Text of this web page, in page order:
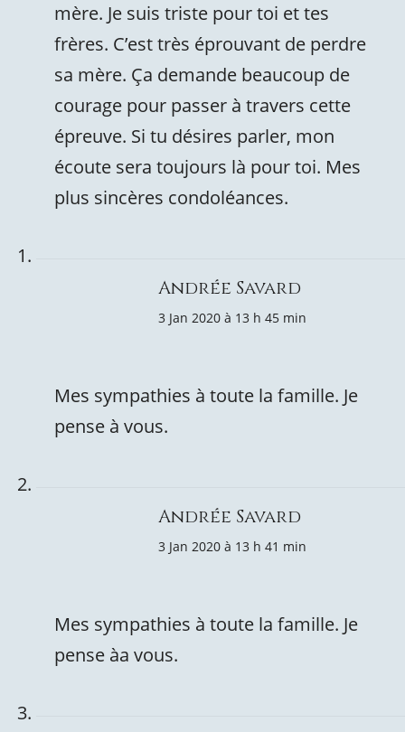
mère. Je suis triste pour toi et tes
frères. C’est très éprouvant de perdre
sa mère. Ça demande beaucoup de
courage pour passer à travers cette
épreuve. Si tu désires parler, mon
écoute sera toujours là pour toi. Mes
plus sincères condoléances.
Andrée Savard
3 Jan 2020 à 13 h 45 min
Mes sympathies à toute la famille. Je
pense à vous.
Andrée Savard
3 Jan 2020 à 13 h 41 min
Mes sympathies à toute la famille. Je
pense àa vous.